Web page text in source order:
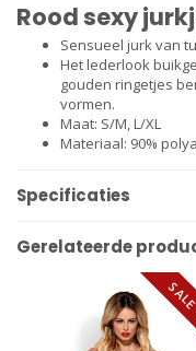
Rood sexy
Sensueel jurk van
Het lederlook
gouden ringetjes
vormen.
Maat: S/M, L/XL
Materiaal: 90%
Specificaties
Gerelateerde